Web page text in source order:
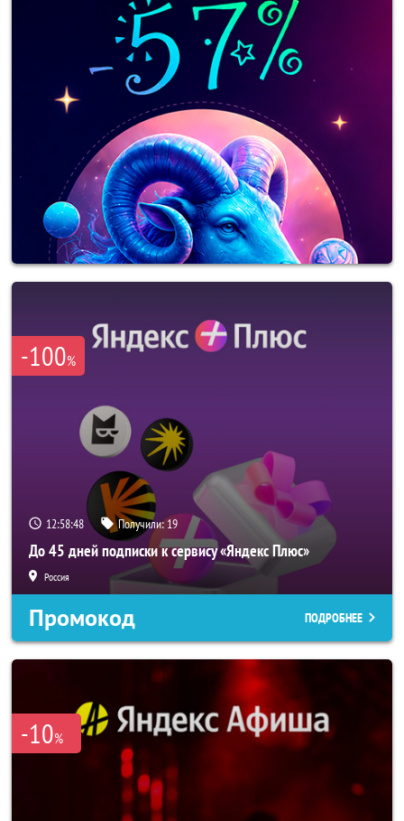
-100%
12:58:47 Получили:19
До 45 дней подписки к сервису «Яндекс Плюс»
Россия
Промокод ПОДРОБНЕЕ
-10%